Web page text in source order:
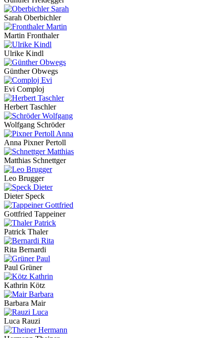
Sarah Oberbichler
Martin Fronthaler
Ulrike Kindl
Günther Obwegs
Evi Comploj
Herbert Taschler
Wolfgang Schröder
Anna Pixner Pertoll
Matthias Schnettger
Leo Brugger
Dieter Speck
Gottfried Tappeiner
Patrick Thaler
Rita Bernardi
Paul Grüner
Kathrin Kötz
Barbara Mair
Luca Rauzi